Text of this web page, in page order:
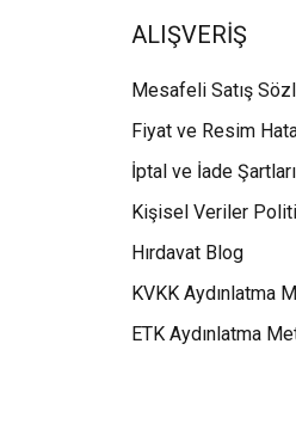
ALIŞVERİŞ
Mesafeli Satış
Fiyat ve Resim
İptal ve İade Şartları
Kişisel Veriler
Hırdavat Blog
KVKK Aydınlatma
ETK Aydınlatma